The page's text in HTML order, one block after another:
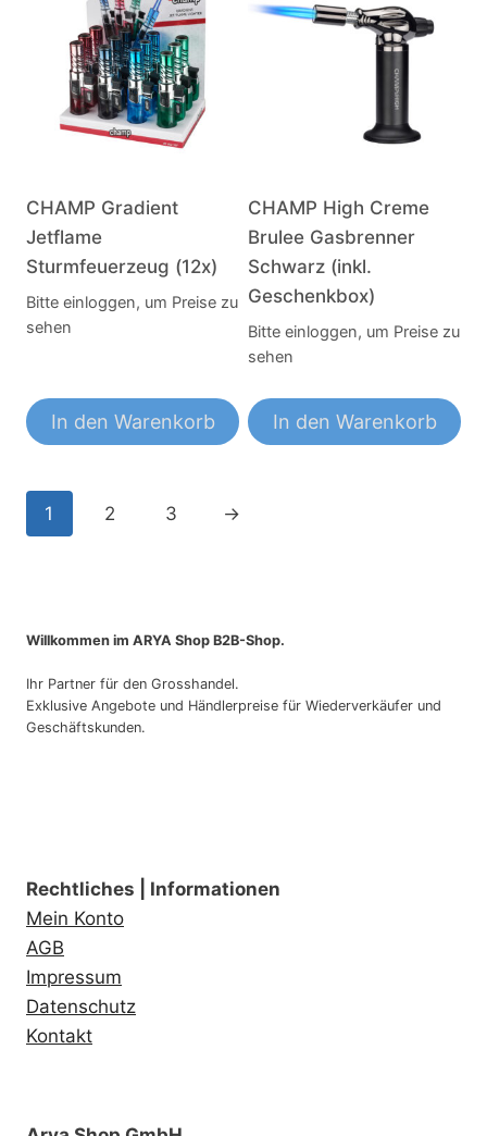
CHAMP Gradient
Jetflame
Sturmfeuerzeug (12x)
Bitte einloggen, um Preise zu
sehen
In den Warenkorb
CHAMP High Creme
Brulee Gasbrenner
Schwarz (inkl.
Geschenkbox)
Bitte einloggen, um Preise zu
sehen
In den Warenkorb
1 2 3 →
Willkommen im ARYA Shop B2B-Shop.
Ihr Partner für den Grosshandel.
Exklusive Angebote und Händlerpreise für Wiederverkäufer und
Geschäftskunden.
Rechtliches | Informationen
Mein Konto
AGB
Impressum
Datenschutz
Kontakt